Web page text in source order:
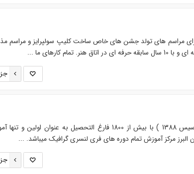
مراسم های تولد جشن های خاص ساخت کلیپ سولپرایز و مراسم
کارهای ما ...
کالج اورست با بیش از 17 سال سابقه (تاسیس 1388 ) با بیش از 1800 فارغ التحصیل به عنوان اولین
مرکز آموزش تمام دوره های فری لنسری گرافیک میباشد. ...